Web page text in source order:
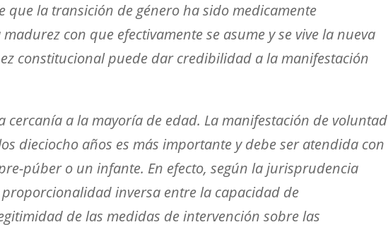
que la transición de género ha sido medicamente
con que efectivamente se asume y se vive la nueva
constitucional puede dar credibilidad a la manifestación
cercanía a la mayoría de edad. La manifestación de voluntad
dieciocho años es más importante y debe ser atendida con
púber o un infante. En efecto, según la jurisprudencia
inversa entre la capacidad de
de las medidas de intervención sobre las